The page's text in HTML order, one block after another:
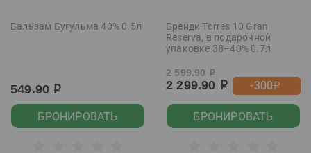
Бальзам Бугульма 40% 0.5л
549.90 р
БРОНИРОВАТЬ
Бренди Torres 10 Gran
Reserva, в подарочной
упаковке 38–40% 0.7л
2 599.90 р
2 299.90 р -300р
БРОНИРОВАТЬ